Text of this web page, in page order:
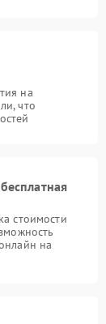
на
что
стоимости
на